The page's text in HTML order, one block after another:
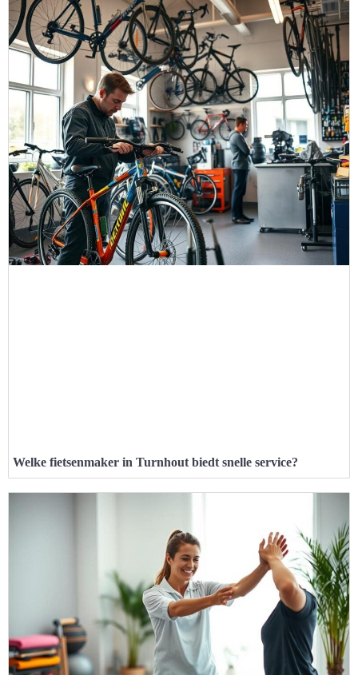
Welke fietsenmaker in Turnhout biedt snelle service?